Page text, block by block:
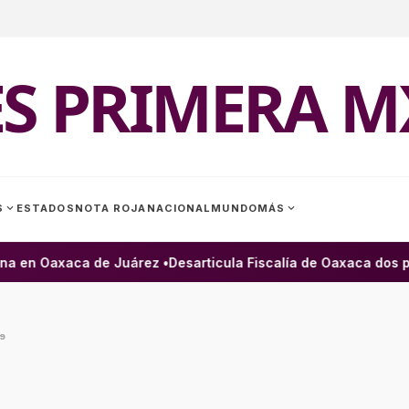
PRIMERA
expand_more ESTADOS NOTA ROJA NACIONAL MUNDOMÁS expand_more
Oaxaca de Juárez •Desarticula Fiscalía de Oaxaca dos